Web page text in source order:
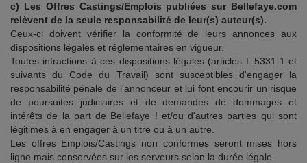
c) Les Offres Castings/Emplois publiées sur Bellefaye.com
relèvent de la seule responsabilité de leur(s) auteur(s).
Ceux-ci doivent vérifier la conformité de leurs annonces aux
dispositions légales et réglementaires en vigueur.
Toutes infractions à ces dispositions légales (articles L.5331-1 et
suivants du Code du Travail) sont susceptibles d'engager la
responsabilité pénale de l'annonceur et lui font encourir un risque
de poursuites judiciaires et de demandes de dommages et
intérêts de la part de Bellefaye ! et/ou d'autres parties qui sont
légitimes à en engager à un titre ou à un autre.
Les offres Emplois/Castings non conformes seront mises hors
ligne mais conservées sur les serveurs selon la durée légale.